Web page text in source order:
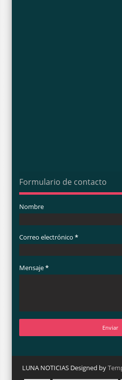
Formulario de contacto
Nombre
Correo electrónico *
Mensaje*
LUNA NOTICIAS Designed by